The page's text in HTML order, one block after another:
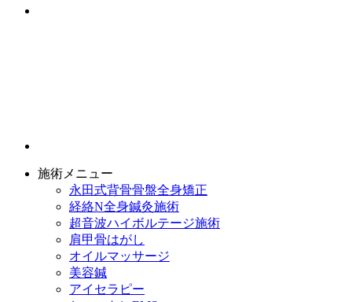
施術メニュー
永田式背骨骨盤全身矯正
経絡N全身鍼灸施術
超音波ハイボルテージ施術
肩甲骨はがし
オイルマッサージ
美容鍼
アイセラピー